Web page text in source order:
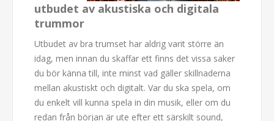
utbudet av akustiska och digitala
trummor
Utbudet av bra trumset har aldrig varit större än
idag, men innan du skaffar ett finns det vissa saker
du bör känna till, inte minst vad gäller skillnaderna
mellan akustiskt och digitalt. Var du ska spela, om
du enkelt vill kunna spela in din musik, eller om du
redan från början är ute efter ett särskilt sound,